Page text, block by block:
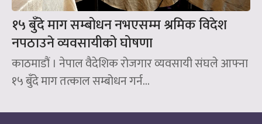
१५ बुँदे माग सम्बोधन नभएसम्म श्रमिक विदेश
नपठाउने व्यवसायीको घोषणा
काठमाडौं । नेपाल वैदेशिक रोजगार व्यवसायी संघले आफ्ना
१५ बुँदे माग तत्काल सम्बोधन गर्न...